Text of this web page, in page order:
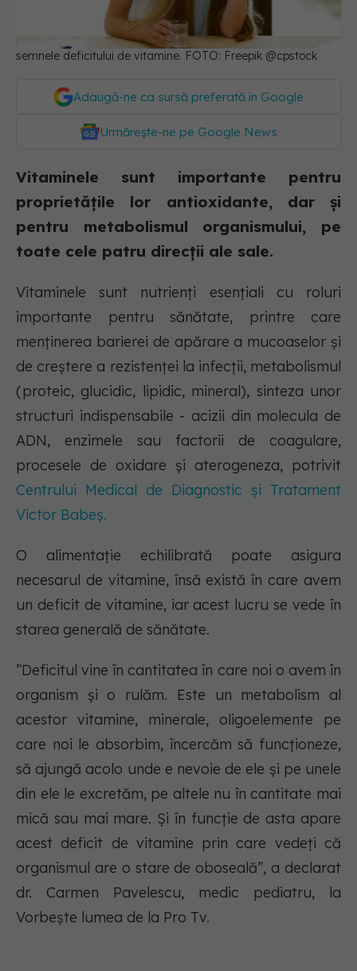
semnele deficitului de vitamine. FOTO: Freepik @cpstock
Adaugă-ne ca sursă preferată în Google
Urmărește-ne pe Google News
Vitaminele sunt importante pentru
proprietățile lor antioxidante, dar și
pentru metabolismul organismului, pe
toate cele patru direcții ale sale.
Vitaminele sunt nutrienți esențiali cu roluri
importante pentru sănătate, printre care
menținerea barierei de apărare a mucoaselor și
de creștere a rezistenței la infecții, metabolismul
(proteic, glucidic, lipidic, mineral), sinteza unor
structuri indispensabile - acizii din molecula de
ADN, enzimele sau factorii de coagulare,
procesele de oxidare și aterogeneza, potrivit
Centrului Medical de Diagnostic și Tratament
Victor Babeș.
O alimentație echilibrată poate asigura
necesarul de vitamine, însă există în care avem
un deficit de vitamine, iar acest lucru se vede în
starea generală de sănătate.
”Deficitul vine în cantitatea în care noi o avem în
organism și o rulăm. Este un metabolism al
acestor vitamine, minerale, oligoelemente pe
care noi le absorbim, încercăm să funcționeze,
să ajungă acolo unde e nevoie de ele și pe unele
din ele le excretăm, pe altele nu în cantitate mai
mică sau mai mare. Și în funcție de asta apare
acest deficit de vitamine prin care vedeți că
organismul are o stare de oboseală”, a declarat
dr. Carmen Pavelescu, medic pediatru, la
Vorbește lumea de la Pro Tv.